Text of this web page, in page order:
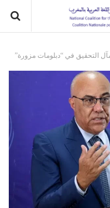
التحقيق في “دبلومات مزورة”